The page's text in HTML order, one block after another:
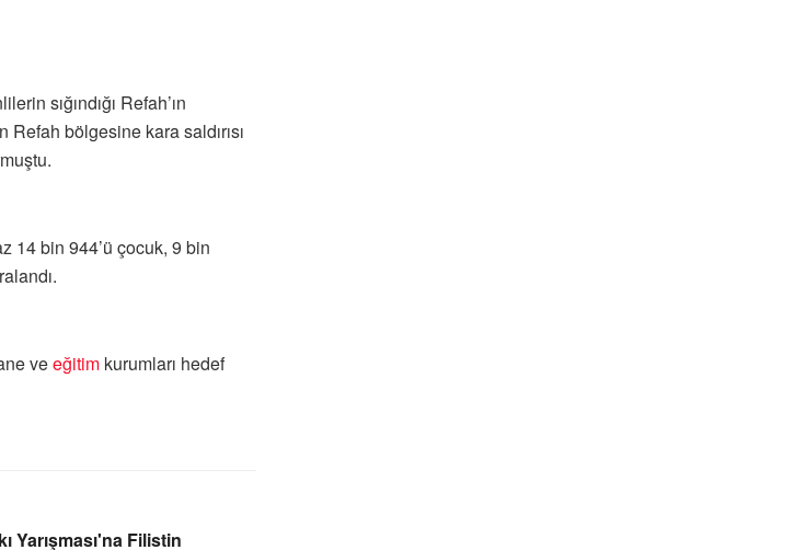
sığındığı Refah’ın
bölgesine kara saldırısı
14 bin 944’ü çocuk, 9 bin
veeğitim kurumları hedef
Yarışması'na Filistin